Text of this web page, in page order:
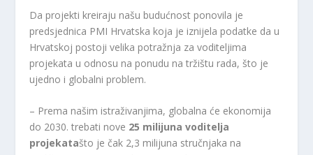
Da projekti kreiraju našu budućnost ponovila je
predsjednica PMI Hrvatska koja je iznijela podatke da u
Hrvatskoj postoji velika potražnja za voditeljima
projekata u odnosu na ponudu na tržištu rada, što je
ujedno i globalni problem.
– Prema našim istraživanjima, globalna će ekonomija
do 2030. trebati nove 25 milijuna voditelja
projekatašto je čak 2,3 milijuna stručnjaka na